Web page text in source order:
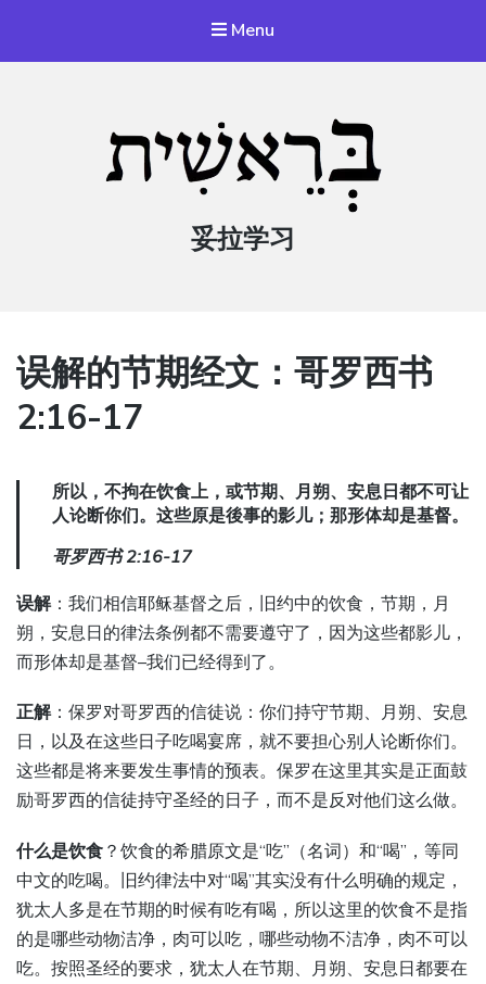
Menu
妥拉学习
误解的节期经文：哥罗西书
2:16-17
所以，不拘在饮食上，或节期、月朔、安息日都不可让
人论断你们。这些原是後事的影儿；那形体却是基督。
哥罗西书 2:16-17
误解：我们相信耶稣基督之后，旧约中的饮食，节期，月
朔，安息日的律法条例都不需要遵守了，因为这些都影儿，
而形体却是基督–我们已经得到了。
正解：保罗对哥罗西的信徒说：你们持守节期、月朔、安息
日，以及在这些日子吃喝宴席，就不要担心别人论断你们。
这些都是将来要发生事情的预表。保罗在这里其实是正面鼓
励哥罗西的信徒持守圣经的日子，而不是反对他们这么做。
什么是饮食？饮食的希腊原文是“吃”（名词）和“喝”，等同
中文的吃喝。旧约律法中对“喝”其实没有什么明确的规定，
犹太人多是在节期的时候有吃有喝，所以这里的饮食不是指
的是哪些动物洁净，肉可以吃，哪些动物不洁净，肉不可以
吃。按照圣经的要求，犹太人在节期、月朔、安息日都要在